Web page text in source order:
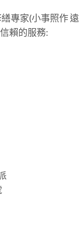
專家(小事照作
賴的服務: